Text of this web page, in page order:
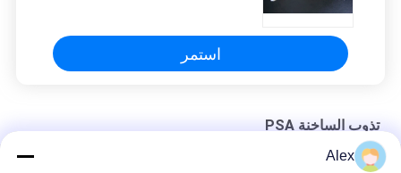
استمر
تذوب الساخنة PSA
ضوء أصفر حار تذوب PSA لتضميد الجص الطبي الجراحي
Alex